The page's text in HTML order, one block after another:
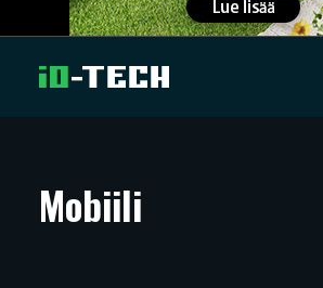
ARTIKKELIT
Mobiili